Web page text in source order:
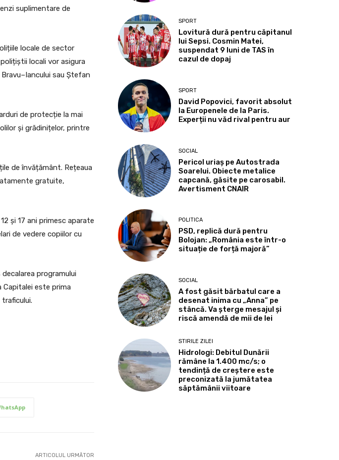
suplimentare de
locale de sector
locali vor asigura
sau Ștefan
de protecție la mai
și grădinițelor, printre
de învățământ. Rețeaua
gratuite,
și 17 ani primesc aparate
de vedere copiilor cu
programului
Capitalei este prima
ARTICOLUL URMĂTOR
SPORT
Lovitură dură pentru căpitanul
lui Sepsi. Cosmin Matei,
suspendat 9 luni de TAS în
cazul de dopaj
SPORT
David Popovici, favorit absolut
la Europenele de la Paris.
Experții nu văd rival pentru aur
SOCIAL
Pericol uriaș pe Autostrada
Soarelui. Obiecte metalice
capcană, găsite pe carosabil.
Avertisment CNAIR
POLITICA
PSD, replică dură pentru
Bolojan: „România este într-o
situație de forță majoră”
SOCIAL
A fost găsit bărbatul care a
desenat inima cu „Anna” pe
stâncă. Va șterge mesajul și
riscă amendă de mii de lei
STIRILE ZILEI
Hidrologi: Debitul Dunării
rămâne la 1.400 mc/s; o
tendință de creștere este
preconizată la jumătatea
săptămânii viitoare